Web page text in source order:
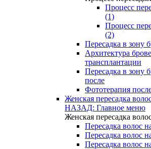
Процесс
(1)
Процесс
(2)
Пересадка в зону
Архитектура
трансплантации
Пересадка в зону
после
Фототерапия
Женская пересадка
НАЗАД: Главное меню
Женская пересадка
Пересадка волос
Пересадка волос
Пересадка волос